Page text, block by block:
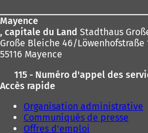
Mayence
, capitale du Land Stadthaus
Große Bleiche 46/Löwenhofstraße
55116 Mayence
115 - Numéro d'appel des
Accès rapide
Organisation administrative
Communiqués de presse
Offres d'emploi